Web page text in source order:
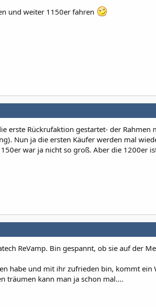
und weiter 1150er fahren
erste Rückrufaktion gestartet- der Rahmen
Nun ja die ersten Käufer werden mal
war ja nicht so groß. Aber die 1200er
ReVamp. Bin gespannt, ob sie auf der
habe und mit ihr zufrieden bin, kommt ein
träumen kann man ja schon mal....